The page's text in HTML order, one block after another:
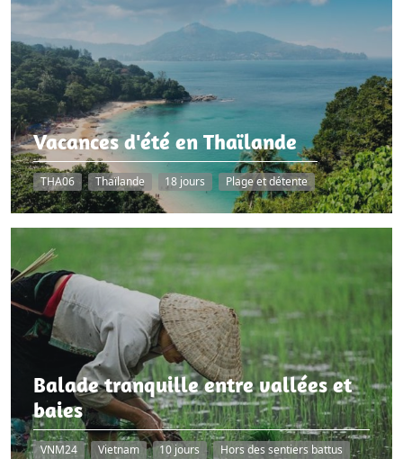
Vacances d'été en Thaïlande
THA06 Thaïlande 18 jours Plage et détente
Balade tranquille entre vallées et
baies
VNM24 Vietnam 10 jours Hors des sentiers battus